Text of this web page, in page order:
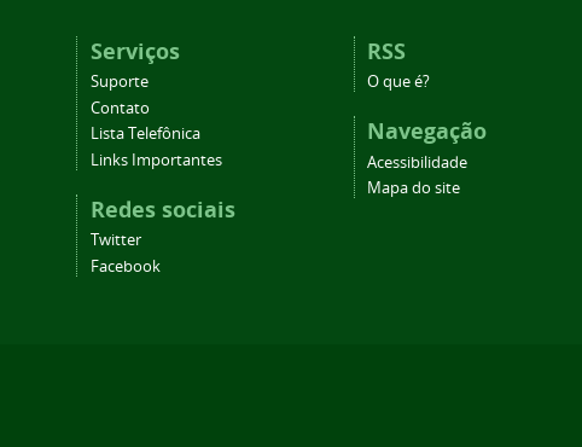
Serviços
Suporte
Contato
Lista Telefônica
Links Importantes
Redes sociais
Twitter
Facebook
RSS
O que é?
Navegação
Acessibilidade
Mapa do site